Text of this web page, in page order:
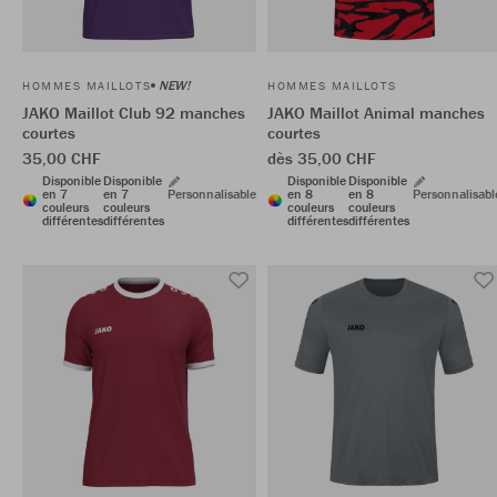
HOMMES MAILLOTS NEW!
JAKO Maillot Club 92 manches
courtes
35,00 CHF
Disponible
en 7
couleurs
différentes
Disponible
en 7
couleurs
différentes
Personnalisable
HOMMES MAILLOTS
JAKO Maillot Animal manches
courtes
dès 35,00 CHF
Disponible
en 8
couleurs
différentes
Disponible
en 8
couleurs
différentes